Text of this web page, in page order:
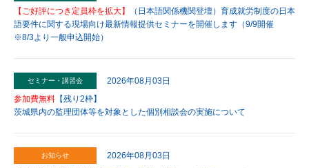
【ご好評につき定員枠を拡大】
（日本語関係機関登壇）育成就労制度の日本
語要件に関する現場向け最新情報提供セミナーを開催します（9/9開催
※8/3より一般申込開始）
セミナー・講習会
2026年08月03日
参加費無料 【残り2枠】
茨城県内の監理団体等を対象とした個別相談会の実施について
お知らせ
2026年08月03日